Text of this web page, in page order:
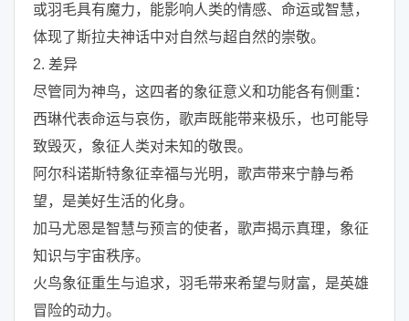
或羽毛具有魔力，能影响人类的情感、命运或智慧，
体现了斯拉夫神话中对自然与超自然的崇敬。
2. 差异
尽管同为神鸟，这四者的象征意义和功能各有侧重：
西琳代表命运与哀伤，歌声既能带来极乐，也可能导
致毁灭，象征人类对未知的敬畏。
阿尔科诺斯特象征幸福与光明，歌声带来宁静与希
望，是美好生活的化身。
加马尤恩是智慧与预言的使者，歌声揭示真理，象征
知识与宇宙秩序。
火鸟象征重生与追求，羽毛带来希望与财富，是英雄
冒险的动力。